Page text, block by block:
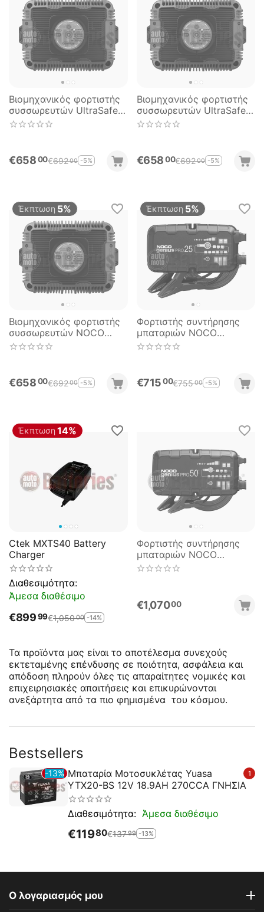
Τα προϊόντα μας είναι το αποτέλεσμα συνεχούς
εκτεταμένης επένδυσης σε ποιότητα, ασφάλεια και
απόδοση πληρούν όλες τις απαραίτητες νομικές και
επιχειρησιακές απαιτήσεις και επικυρώνονται
ανεξάρτητα από τα πιο φημισμένα του κόσμου.
Βιομηχανικός φορτιστής
συσσωρευτών UltraSafe
24V 40A NOCO GX2440
€65800€69200 -5%
Βιομηχανικός φορτιστής
συσσωρευτών UltraSafe
36V 26A NOCO GX3626
€65800€69200 -5%
Έκπτωση 5%
Βιομηχανικός φορτιστής
συσσωρευτών NOCO
GX4820 UltraSafe 48V
€65800€69200 -5%
Έκπτωση 5%
Φορτιστής συντήρησης
μπαταριών NOCO
GENIUSPRO25 6V 12V &
€71500€75500 -5%
Έκπτωση 14%
Ctek MXTS40 Battery
Charger
Διαθεσιμότητα:
Άμεσα διαθέσιμο
€89999€1,05000 -14%
Φορτιστής συντήρησης
μπαταριών NOCO
GENIUSPRO50 6V 12V &
€1,07000
Bestsellers
13% 1
Μπαταρία Μοτοσυκλέτας Yuasa
YTX20-BS 12V 18.9AH 270CCA ΓΝΗΣΙΑ
Διαθεσιμότητα: Άμεσα διαθέσιμο
€11980€13799 -13%
Ο λογαριασμός μου